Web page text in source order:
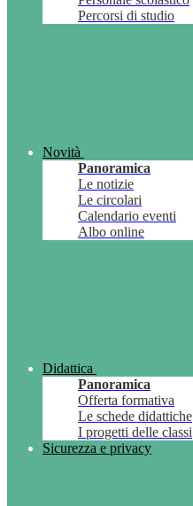
Percorsi di studio
Novità
Panoramica
Le notizie
Le circolari
Calendario eventi
Albo online
Didattica
Panoramica
Offerta formativa
Le schede didattiche
I progetti delle classi
Sicurezza e privacy